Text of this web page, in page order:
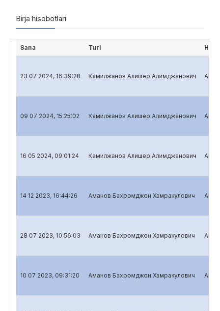
Birja hisobotlari
Sana Turi
23 07 2024, 16:39:28 Камилжанов Алишер Алимджанович
09 07 2024, 15:25:02 Камилжанов Алишер Алимджанович
16 05 2024, 09:01:24 Камилжанов Алишер Алимджанович
14 12 2023, 16:44:26 Аманов Бахромджон Хамракулович
28 07 2023, 10:56:03 Аманов Бахромджон Хамракулович
10 07 2023, 09:31:20 Аманов Бахромджон Хамракулович